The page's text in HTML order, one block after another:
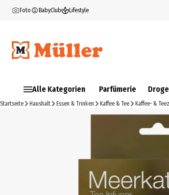
Foto BabyClub Lifestyle
Alle Kategorien Parfümerie
Startseite Haushalt Essen & Trinken Kaffee & Tee Kaffee- &